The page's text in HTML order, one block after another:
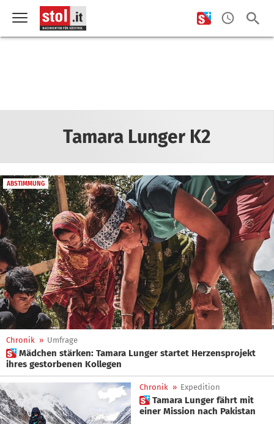
Tamara Lunger K2
ABSTIMMUNG
Chronik » Umfrage
 Mädchen stärken: Tamara Lunger startet Herzensprojekt
ihres gestorbenen Kollegen
Chronik » Expedition
 Tamara Lunger fährt mit
einer Mission nach Pakistan